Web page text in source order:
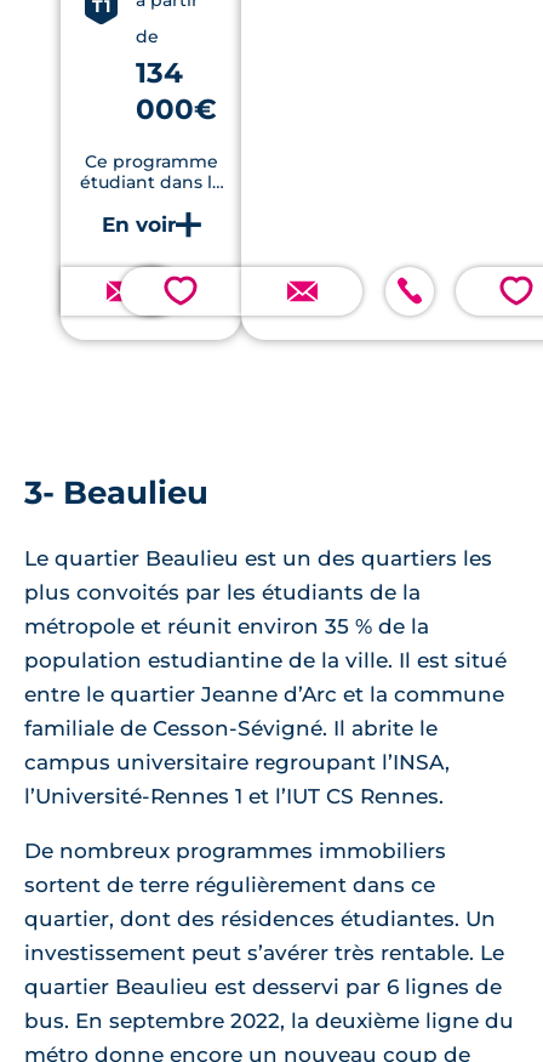
T1
de
134
000€
Ce programme
étudiant dans le
saint-Martin est
situé à 13 minutes
de marche du
métro et 20 de
l’hyper centre.
💗 💗
3- Beaulieu
Le quartier Beaulieu est un des quartiers les
plus convoités par les étudiants de la
métropole et réunit environ 35 % de la
population estudiantine de la ville. Il est situé
entre le quartier Jeanne d’Arc et la commune
familiale de Cesson-Sévigné. Il abrite le
campus universitaire regroupant l’INSA,
l’Université-Rennes 1 et l’IUT CS Rennes.
De nombreux programmes immobiliers
sortent de terre régulièrement dans ce
quartier, dont des résidences étudiantes. Un
investissement peut s’avérer très rentable. Le
quartier Beaulieu est desservi par 6 lignes de
bus. En septembre 2022, la deuxième ligne du
métro donne encore un nouveau coup de